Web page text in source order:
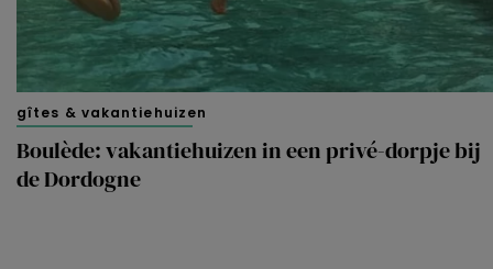
gîtes & vakantiehuizen
Boulède: vakantiehuizen in een privé-dorpje bij
de Dordogne